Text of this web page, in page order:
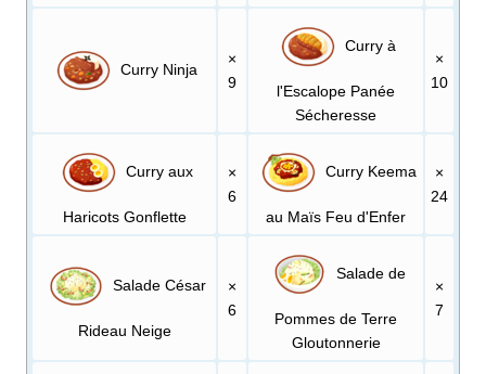
Curry Ninja
×
9
Curry à
l'Escalope Panée
Sécheresse
×
10
Curry aux
Haricots Gonflette
×
6
Curry Keema
au Maïs Feu d'Enfer
×
24
Salade César
Rideau Neige
×
6
Salade de
Pommes de Terre
Gloutonnerie
×
7